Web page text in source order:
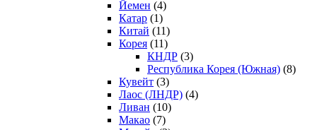
Йемен (4)
Катар (1)
Китай (11)
Корея (11)
КНДР (3)
Республика Корея (Южная) (8)
Кувейт (3)
Лаос (ЛНДР) (4)
Ливан (10)
Макао (7)